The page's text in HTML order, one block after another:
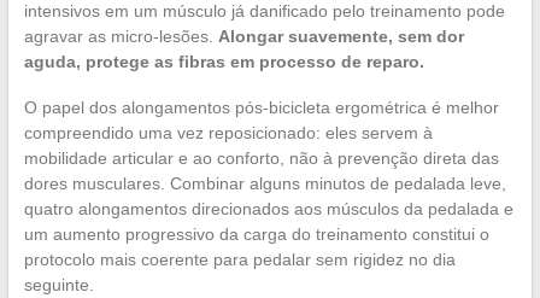
intensivos em um músculo já danificado pelo treinamento pode
agravar as micro-lesões. Alongar suavemente, sem dor
aguda, protege as fibras em processo de reparo.
O papel dos alongamentos pós-bicicleta ergométrica é melhor
compreendido uma vez reposicionado: eles servem à
mobilidade articular e ao conforto, não à prevenção direta das
dores musculares. Combinar alguns minutos de pedalada leve,
quatro alongamentos direcionados aos músculos da pedalada e
um aumento progressivo da carga do treinamento constitui o
protocolo mais coerente para pedalar sem rigidez no dia
seguinte.